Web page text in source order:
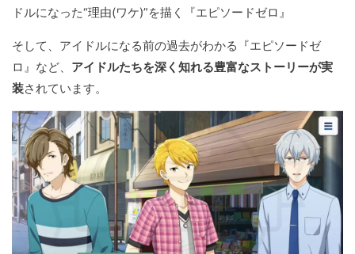
ドルになった“理由(ワケ)”を描く『エピソードゼロ』
そして、アイドルになる前の過去がわかる『エピソードゼ
ロ』など、 アイドルたちを深く知れる豊富なストーリーが実
装されています。